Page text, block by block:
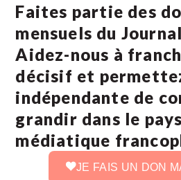
Faites partie des
mensuels du
Aidez-nous à
décisif et
indépendante de
grandir dans le
médiatique
JE FAIS UN DON